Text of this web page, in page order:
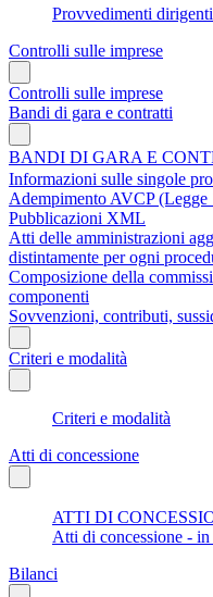
Provvedimenti
Controlli sulle imprese
Controlli sulle imprese
Bandi di gara e contratti
BANDI DI GARA E
Informazioni sulle singole
Adempimento AVCP
Pubblicazioni XML
Atti delle amministrazioni
distintamente per ogni
Composizione della
componenti
Sovvenzioni, contributi,
Criteri e modalità
Criteri e modalità
Atti di concessione
ATTI DI
Atti di concessione -
Bilanci